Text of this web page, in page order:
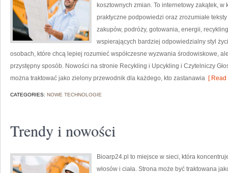
kosztownych zmian. To internetowy zakątek,
praktyczne podpowiedzi oraz zrozumiałe
zakupów, podróży, gotowania, energii,
wspierających bardziej odpowiedzialny styl
osobach, które chcą lepiej rozumieć współczesne wyzwania środowiskowe,
przystępny sposób. Nowości na stronie Recykling i Upcykling i Czytelniczy
można traktować jako zielony przewodnik dla każdego, kto zastanawia [ Read
CATEGORIES: NOWE TECHNOLOGIE
Trendy i nowości
Bioarp24.pl to miejsce w sieci, która
włosów i ciała. Strona może być traktowana